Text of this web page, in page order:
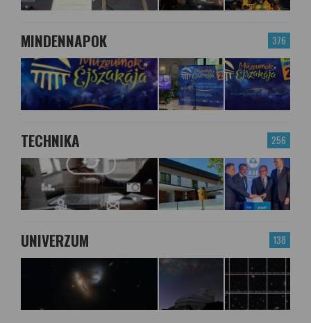
376
MINDENNAPOK
256
TECHNIKA
138
UNIVERZUM